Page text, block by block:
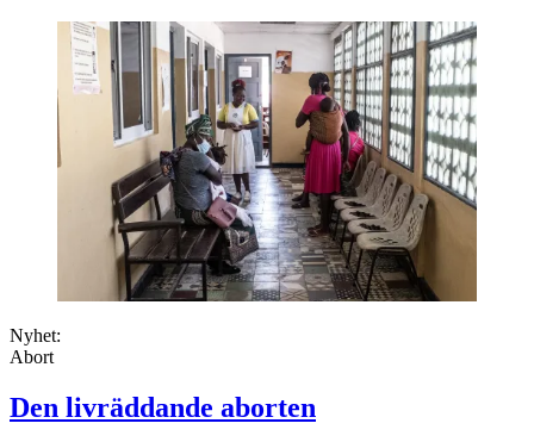
Nyhet:
Abort
Den livräddande aborten